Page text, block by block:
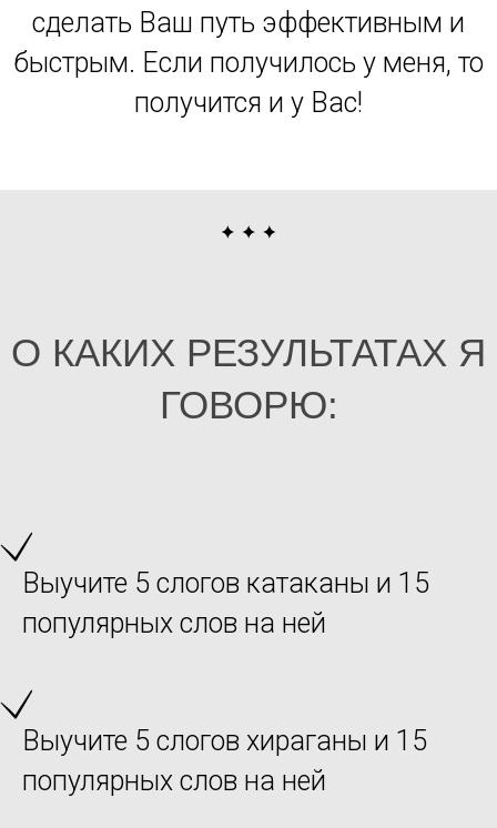
сделать Ваш путь эффективным и
быстрым. Если получилось у меня, то
получится и у Вас!
О КАКИХ РЕЗУЛЬТАТАХ Я
ГОВОРЮ:
Выучите 5 слогов катаканы и 15
популярных слов на ней
Выучите 5 слогов хираганы и 15
популярных слов на ней